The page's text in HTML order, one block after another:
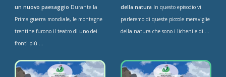
un nuovo paesaggio Durante la
Prima guerra mondiale, le montagne
trentine furono il teatro di uno dei
fronti più ...
della natura In questo episodio vi
parleremo di queste piccole meraviglie
della natura che sono i licheni e di ...